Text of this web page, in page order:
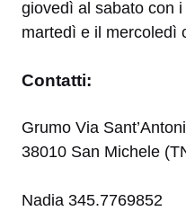
giovedì al sabato con
martedì e il mercoledì
Contatti:
Grumo Via
38010 San Michele
Nadia 345.7769852